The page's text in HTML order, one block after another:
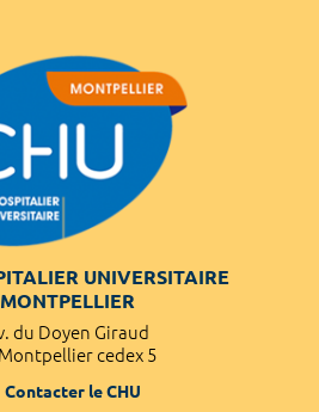
UNIVERSITAIRE
du Doyen Giraud
cedex 5
Contacter le CHU